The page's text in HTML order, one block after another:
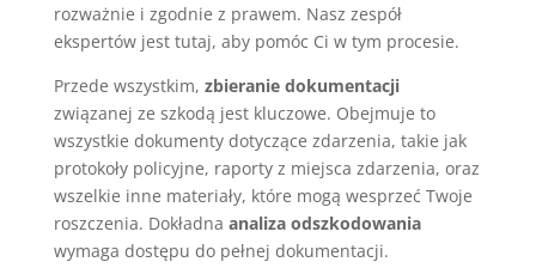
rozważnie i zgodnie z prawem. Nasz zespół
ekspertów jest tutaj, aby pomóc Ci w tym procesie.
Przede wszystkim, zbieranie dokumentacji
związanej ze szkodą jest kluczowe. Obejmuje to
wszystkie dokumenty dotyczące zdarzenia, takie jak
protokoły policyjne, raporty z miejsca zdarzenia, oraz
wszelkie inne materiały, które mogą wesprzeć Twoje
roszczenia. Dokładna analiza odszkodowania
wymaga dostępu do pełnej dokumentacji.